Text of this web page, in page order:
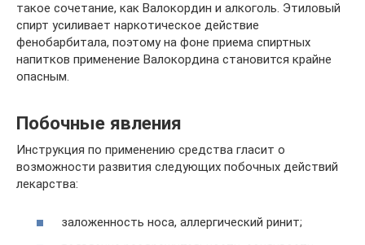
такое сочетание, как Валокордин и алкоголь. Этиловый
спирт усиливает наркотическое действие
фенобарбитала, поэтому на фоне приема спиртных
напитков применение Валокордина становится крайне
опасным.
Побочные явления
Инструкция по применению средства гласит о
возможности развития следующих побочных действий
лекарства:
заложенность носа, аллергический ринит;